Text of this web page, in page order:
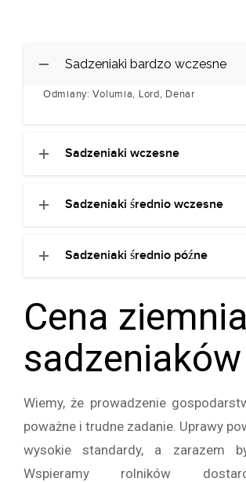
Sadzeniaki bardzo wczesne
Odmiany: Volumia, Lord, Denar
Sadzeniaki wczesne
Sadzeniaki średnio wczesne
Sadzeniaki średnio późne
Cena
sadzeniaków
Wiemy, że prowadzenie
poważne i trudne zadanie. Uprawy
wysokie standardy, a zarazem
Wspieramy rolników